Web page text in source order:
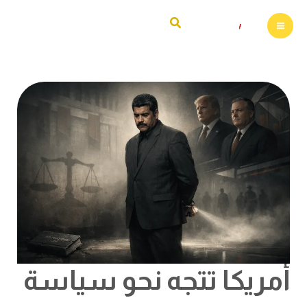
تخطي
إلى
البحث
أمريكا تتجه نحو سياسة
نحو
سياسة
البلطجة
الدولية